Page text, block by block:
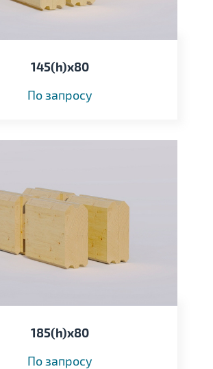
145(h)х80
По запросу
185(h)х80
По запросу